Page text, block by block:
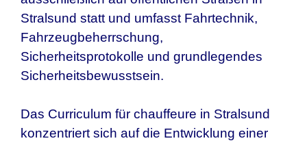
Stralsund statt und umfasst Fahrtechnik,
Fahrzeugbeherrschung,
Sicherheitsprotokolle und grundlegendes
Sicherheitsbewusstsein.
Das Curriculum für chauffeure in Stralsund
konzentriert sich auf die Entwicklung einer